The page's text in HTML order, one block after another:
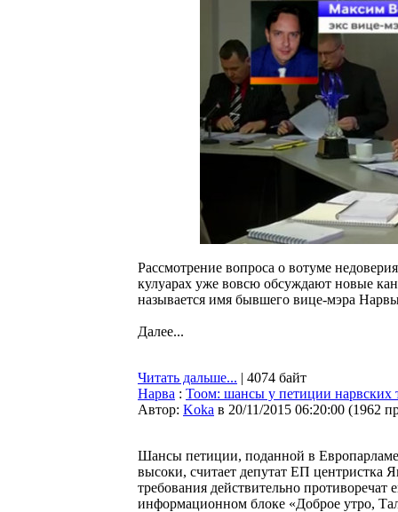
Рассмотрение вопроса о вотуме
кулуарах уже вовсю обсуждают новые
называется имя бывшего вице-мэра
Далее...
Читать дальше... | 4074 байт
Нарва : Тоом: шансы у петиции нарвских
Автор: Koka в 20/11/2015 06:20:00 (1962
Шансы петиции, поданной в
высоки, считает депутат ЕП центристка
требования действительно
информационном блоке «Доброе утро,